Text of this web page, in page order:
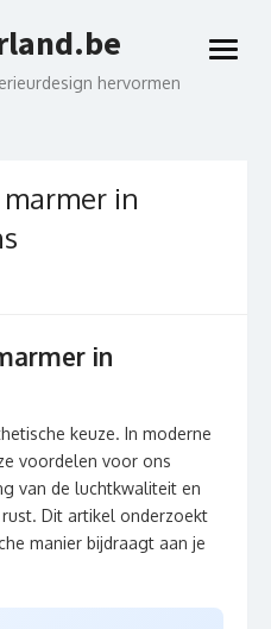
hervormen
open
in
in
keuze. In moderne
voordelen voor ons
van de luchtkwaliteit en
Dit artikel onderzoekt
manier bijdraagt aan je